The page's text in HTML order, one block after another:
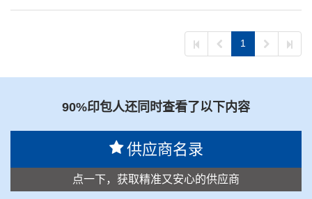
1
90%印包人还同时查看了以下内容
供应商名录
点一下，获取精准又安心的供应商